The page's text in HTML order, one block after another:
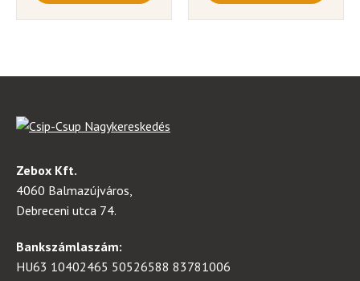
Zebox Kft.
4060 Balmazújváros,
Debreceni utca 74.
Bankszámlaszám:
HU63 10402465 50526588 83781006